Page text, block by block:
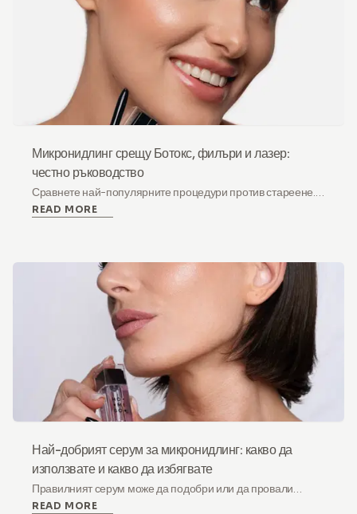
Микронидлинг срещу Ботокс, филъри и лазер:
честно ръководство
Сравнете най-популярните процедури против стареене.
Какво реално решава всяка, колко струва и кога
READ MORE
Най-добрият серум за микронидлинг: какво да
използвате и какво да избягвате
Правилният серум може да подобри или да провали
резултатите ви от микронидлинг. Научете кои съставки
READ MORE